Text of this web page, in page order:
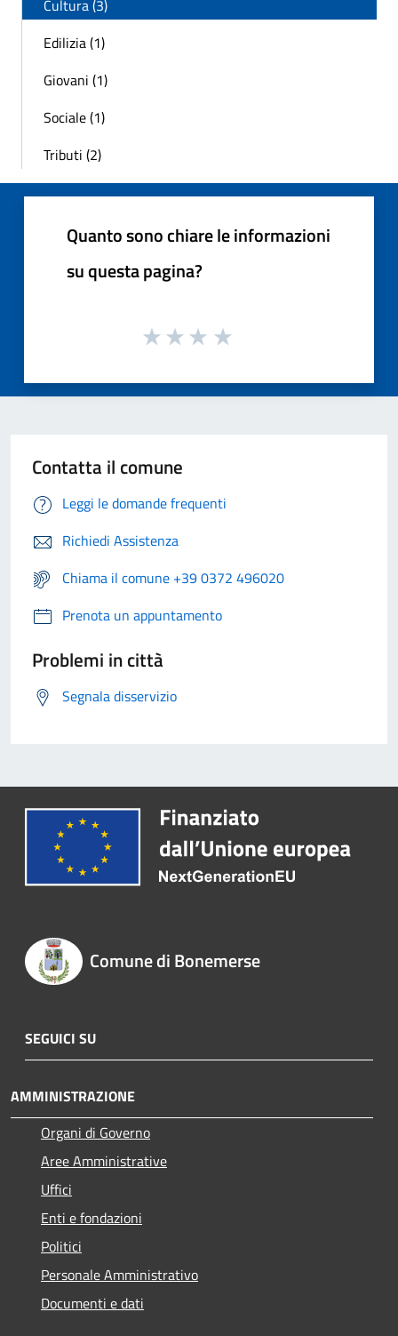
Cultura (3)
Edilizia (1)
Giovani (1)
Sociale (1)
Tributi (2)
Quanto sono chiare le informazioni
su questa pagina?
Contatta il comune
Leggi le domande frequenti
Richiedi Assistenza
Chiama il comune +39 0372 496020
Prenota un appuntamento
Problemi in città
Segnala disservizio
Comune di Bonemerse
SEGUICI SU
AMMINISTRAZIONE
Organi di Governo
Aree Amministrative
Uffici
Enti e fondazioni
Politici
Personale Amministrativo
Documenti e dati